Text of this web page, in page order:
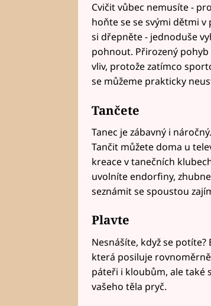
Cvičit vůbec nemusíte -
hoňte se se svými dětmi
si dřepněte - jednoduše
pohnout. Přirozený
vliv, protože zatímco
se můžeme prakticky
Tančete
Tanec je zábavný i
Tančit můžete doma u
kreace v tanečních
uvolníte endorfiny,
seznámit se spoustou
Plavte
Nesnášíte, když se
která posiluje
páteři i kloubům, ale také
vašeho těla pryč.